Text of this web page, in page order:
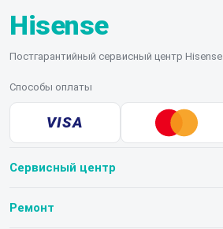
Hisense
Постгарантийный сервисный центр Hisense
Способы оплаты
VISA
Сервисный центр
О нашем сервисе
Ремонт